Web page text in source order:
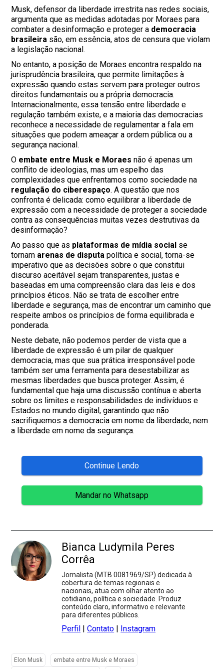
Musk, defensor da liberdade irrestrita nas redes sociais,
argumenta que as medidas adotadas por Moraes para
combater a desinformação e proteger a democracia
brasileira são, em essência, atos de censura que violam
a legislação nacional.
No entanto, a posição de Moraes encontra respaldo na
jurisprudência brasileira, que permite limitações à
expressão quando estas servem para proteger outros
direitos fundamentais ou a própria democracia.
Internacionalmente, essa tensão entre liberdade e
regulação também existe, e a maioria das democracias
reconhece a necessidade de regulamentar a fala em
situações que podem ameaçar a ordem pública ou a
segurança nacional.
O embate entre Musk e Moraes não é apenas um
conflito de ideologias, mas um espelho das
complexidades que enfrentamos como sociedade na
regulação do ciberespaço. A questão que nos
confronta é delicada: como equilibrar a liberdade de
expressão com a necessidade de proteger a sociedade
contra as consequências muitas vezes destrutivas da
desinformação?
Ao passo que as plataformas de mídia social se
tornam arenas de disputa política e social, torna-se
imperativo que as decisões sobre o que constitui
discurso aceitável sejam transparentes, justas e
baseadas em uma compreensão clara das leis e dos
princípios éticos. Não se trata de escolher entre
liberdade e segurança, mas de encontrar um caminho que
respeite ambos os princípios de forma equilibrada e
ponderada.
Neste debate, não podemos perder de vista que a
liberdade de expressão é um pilar de qualquer
democracia, mas que sua prática irresponsável pode
também ser uma ferramenta para desestabilizar as
mesmas liberdades que busca proteger. Assim, é
fundamental que haja uma discussão contínua e aberta
sobre os limites e responsabilidades de indivíduos e
Estados no mundo digital, garantindo que não
sacrifiquemos a democracia em nome da liberdade, nem
a liberdade em nome da segurança.
Continue Lendo
Mandar no Whatsapp
Bianca Ludymila Peres
Corrêa
Jornalista (MTB 0081969/SP) dedicada à
cobertura de temas regionais e
nacionais, atua com olhar atento ao
cotidiano, política e sociedade. Produz
conteúdo claro, informativo e relevante
para diferentes públicos.
Perfil |Contato Instagram
Elon Musk embate entre Musk e Moraes